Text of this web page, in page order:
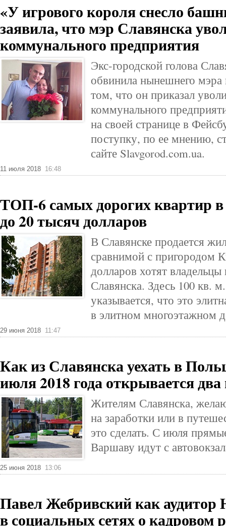
«У игрового короля снесло
заявила, что мэр Славянска
коммунального предприятия
Экс-городской голова
обвинила нынешнего
том, что он приказал
коммунального
на своей странице в
поступку, по ее мнению,
сайте Slavgorod.com.ua.
11 июля 2018 16:48
ТОП-6 самых дорогих квартир в
до 20 тысяч долларов
В Славянске продается
сравнимой с пригородом
долларов хотят
Славянска. Здесь 100 кв.
указывается, что это
в элитном многоэтажном
29 июня 2018 11:47
Как из Славянска уехать в
июля 2018 года открывается
Жителям Славянска,
на заработки или в
это сделать. С июля
Варшаву идут с
25 июня 2018 13:06
Павел Жебривский как
в социальных сетях о кадровом